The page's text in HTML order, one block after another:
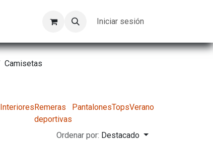
Trabajos Iniciar sesión
Camisetas
InterioresRemeras
deportivas
PantalonesTopsVerano
Ordenar por: Destacado